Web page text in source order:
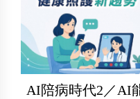
AI陪病時代2／AI